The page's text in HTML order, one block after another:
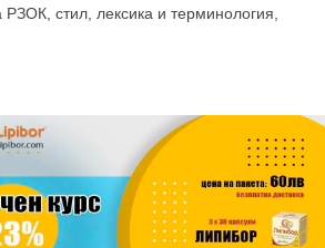
стил, лексика и терминология,